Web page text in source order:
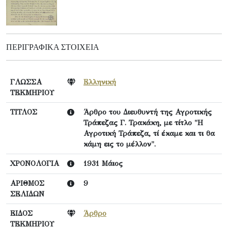
ΠΕΡΙΓΡΑΦΙΚΆ ΣΤΟΙΧΕΊΑ
ΓΛΩΣΣΑ
ΤΕΚΜΗΡΙΟΥ
Ελληνική
ΤΙΤΛΟΣ
Άρθρο του Διευθυντή της Αγροτικής
Τράπεζας Γ. Τρακάκη, με τίτλο "Η
Αγροτική Τράπεζα, τί έκαμε και τι θα
κάμη εις το μέλλον".
ΧΡΟΝΟΛΟΓΙΑ 1931 Μάιος
ΑΡΙΘΜΟΣ
ΣΕΛΙΔΩΝ
9
ΕΙΔΟΣ
ΤΕΚΜΗΡΙΟΥ
Άρθρο